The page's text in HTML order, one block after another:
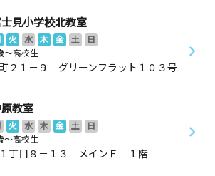
見小学校北教室
火 水 木 金 土
日
～高校生
２１－９ グリーンフラット１０３号
教室
火 水 木 金 土
日
～高校生
丁目８－１３ メインＦ １階